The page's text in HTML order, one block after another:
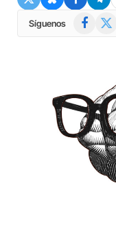
Síguenos Facebook